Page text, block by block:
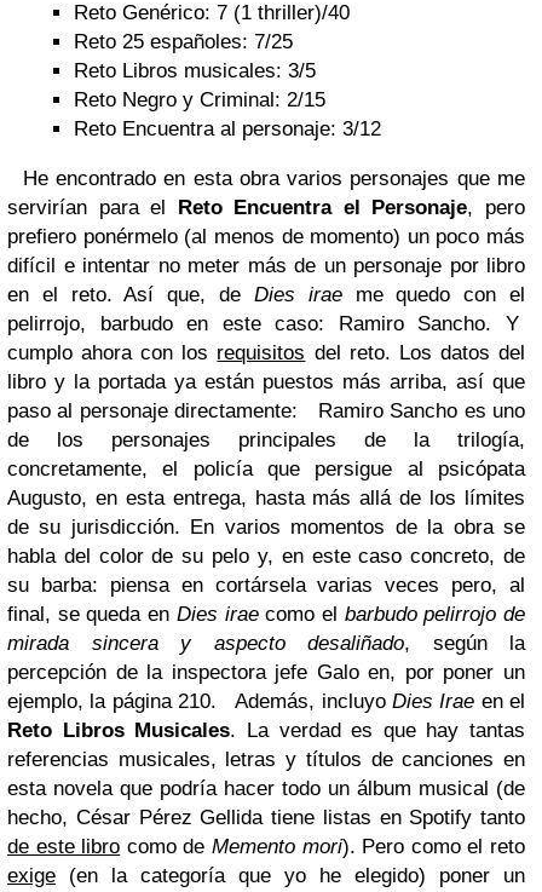
Reto Genérico: 7 (1 thriller)/40
Reto 25 españoles: 7/25
Reto Libros musicales: 3/5
Reto Negro y Criminal: 2/15
Reto Encuentra al personaje: 3/12
He encontrado en esta obra varios personajes que me
servirían para el Reto Encuentra el Personaje, pero
prefiero ponérmelo (al menos de momento) un poco más
difícil e intentar no meter más de un personaje por libro
en el reto. Así que, de Dies iraeme quedo con el
pelirrojo, barbudo en este caso: Ramiro Sancho. Y
cumplo ahora con los requisitos del reto. Los datos del
libro y la portada ya están puestos más arriba, así que
paso al personaje directamente: Ramiro Sancho es uno
de los personajes principales de la trilogía,
concretamente, el policía que persigue al psicópata
Augusto, en esta entrega, hasta más allá de los límites
de su jurisdicción. En varios momentos de la obra se
habla del color de su pelo y, en este caso concreto, de
su barba: piensa en cortársela varias veces pero, al
final, se queda en Dies iraecomo el barbudo pelirrojo de
mirada sincera y aspecto desaliñado, según la
percepción de la inspectora jefe Galo en, por poner un
ejemplo, la página 210.
Además, incluyo Dies Irae en el
Reto Libros Musicales. La verdad es que hay tantas
referencias musicales, letras y títulos de canciones en
esta novela que podría hacer todo un álbum musical (de
hecho, César Pérez Gellida tiene listas en Spotify tanto
de este libro como deMemento mori). Pero como el reto
exige (en la categoría que yo he elegido) poner un